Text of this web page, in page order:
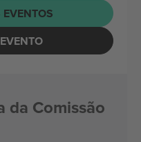
da Comissão